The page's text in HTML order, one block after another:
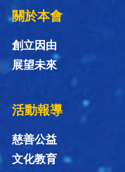
關於本會
創立因由
展望未來
活動報導
慈善公益
文化教育